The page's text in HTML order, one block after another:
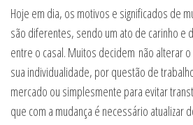
Hoje em dia, os motivos e significados de
são diferentes, sendo um ato de carinho e
entre o casal. Muitos decidem não alterar
sua individualidade, por questão de
mercado ou simplesmente para evitar
que com a mudança é necessário atualizar